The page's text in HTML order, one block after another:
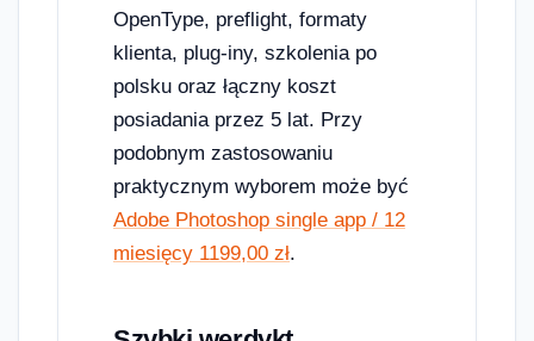
OpenType, preflight, formaty
klienta, plug-iny, szkolenia po
polsku oraz łączny koszt
posiadania przez 5 lat. Przy
podobnym zastosowaniu
praktycznym wyborem może być
Adobe Photoshop single app / 12
miesięcy 1199,00 zł.